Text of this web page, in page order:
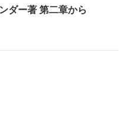
人類の最高遺産・FMアレクサンダー著 第二章から